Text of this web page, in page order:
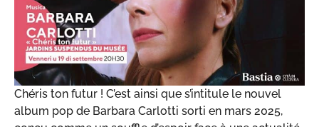
Chéris ton futur ! C’est ainsi que s’intitule le nouvel
album pop de Barbara Carlotti sorti en mars 2025,